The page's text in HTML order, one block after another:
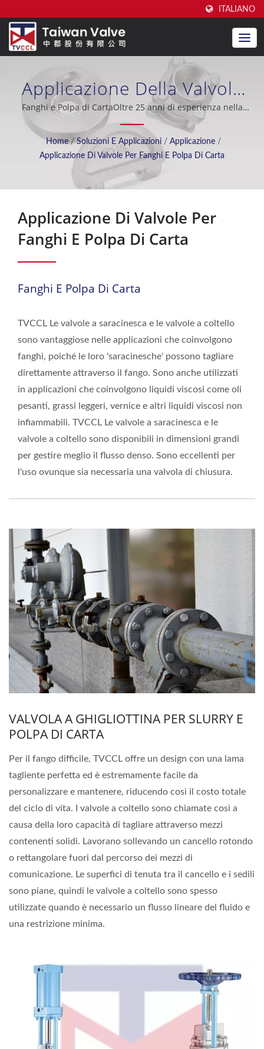
ITALIANO
Applicazione Della Valvola
Per Fanghi E Polpa Di Carta /
Produttore Di Valvole A
Doppio Disco Certificate CE
Da Oltre 20 Anni | Taiwan
Valve Centre Co., Ltd.
Fanghi e Polpa di CartaOltre 25 anni di esperienza nella
produzione di valvole a disco doppio, eccellente supporto
post-vendita, OEM / ODM, industria petrolifera, costruzione
navale, dissalazione dell'acqua di mare, sistema di
raffreddamento, industria nucleare.
Home / Soluzioni E Applicazioni / Applicazione /
Applicazione Di Valvole Per Fanghi E Polpa Di Carta
Applicazione Di Valvole Per
Fanghi E Polpa Di Carta
Fanghi E Polpa Di Carta
TVCCL Le valvole a saracinesca e le valvole a coltello
sono vantaggiose nelle applicazioni che coinvolgono
fanghi, poiché le loro 'saracinesche' possono tagliare
direttamente attraverso il fango. Sono anche utilizzati
in applicazioni che coinvolgono liquidi viscosi come oli
pesanti, grassi leggeri, vernice e altri liquidi viscosi non
infiammabili. TVCCL Le valvole a saracinesca e le
valvole a coltello sono disponibili in dimensioni grandi
per gestire meglio il flusso denso. Sono eccellenti per
l'uso ovunque sia necessaria una valvola di chiusura.
VALVOLA A GHIGLIOTTINA PER SLURRY E
POLPA DI CARTA
Per il fango difficile, TVCCL offre un design con una lama
tagliente perfetta ed è estremamente facile da
personalizzare e mantenere, riducendo così il costo totale
del ciclo di vita. I valvole a coltello sono chiamate così a
causa della loro capacità di tagliare attraverso mezzi
contenenti solidi. Lavorano sollevando un cancello rotondo
o rettangolare fuori dal percorso dei mezzi di
comunicazione. Le superfici di tenuta tra il cancello e i sedili
sono piane, quindi le valvole a coltello sono spesso
utilizzate quando è necessario un flusso lineare del fluido e
una restrizione minima.